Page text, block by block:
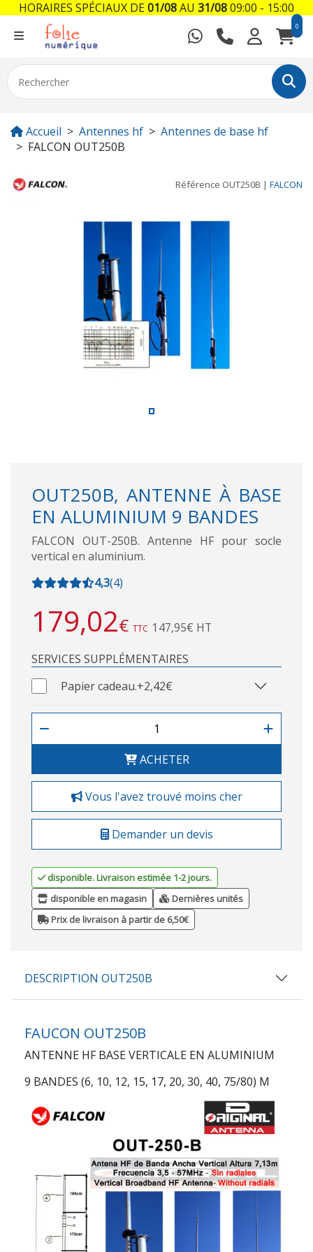
0
Accueil Antennes hf
Antennes de base hf
FALCON OUT250B
Référence OUT250B | FALCON
OUT250B, ANTENNE À BASE
EN ALUMINIUM 9 BANDES
FALCON OUT-250B. Antenne HF pour socle
vertical en aluminium.
4,3(4)
179,02€ TTC 147,95€ HT
SERVICES SUPPLÉMENTAIRES
Papier cadeau.+2,42€
ACHETER
Vous l'avez trouvé moins cher
Demander un devis
disponible. Livraison estimée 1-2 jours.
disponible en magasin
Dernières unités
Prix de livraison à partir de 6,50€
DESCRIPTION OUT250B
FAUCON OUT250B
ANTENNE HF BASE VERTICALE EN ALUMINIUM
9 BANDES (6, 10, 12, 15, 17, 20, 30, 40, 75/80) M
HORAIRES SPÉCIAUX DE01/08AU 31/0809:00 - 15:00